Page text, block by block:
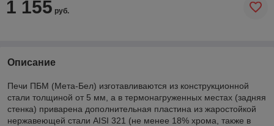
1 155 руб.
Описание
Печи ПБМ (Мета-Бел) изготавливаются из конструкционной
стали толщиной от 5 мм, а в термонагруженных местах (задняя
стенка) приварена дополнительная пластина из жаростойкой
нержавеющей стали AISI 321 (не менее 18% хрома, также в